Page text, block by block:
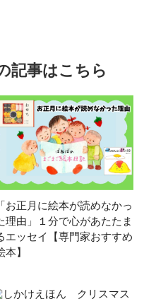
記事はこちら
「お正月に絵本が読めなかっ
理由」１分で心があたたま
エッセイ【専門家おすすめ
本】